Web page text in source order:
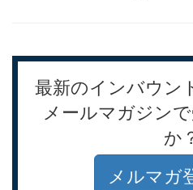
最新のインバウン
メールマガジン
か
メルマガ